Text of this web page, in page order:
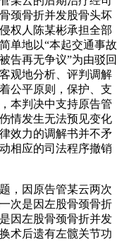
颈骨折并发股骨头坏
权人陈某彬承担全部
单地以“本起交通事故
告再无争议”为由驳回
观地分析、评判调解
公平原则，保护、支
本判决中支持原告管
情发生无法预见变化
效力的调解书并不矛
相应的司法程序撤销
，因原告管某云两次
次是因左股骨颈骨折
因左股骨颈骨折并发
术后遗有左髋关节功